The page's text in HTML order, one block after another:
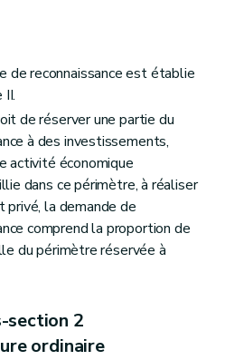
de reconnaissance est établie
de réserver une partie du
à des investissements,
activité économique
dans ce périmètre, à réaliser
privé, la demande de
comprend la proportion de
du périmètre réservée à
section 2
ordinaire